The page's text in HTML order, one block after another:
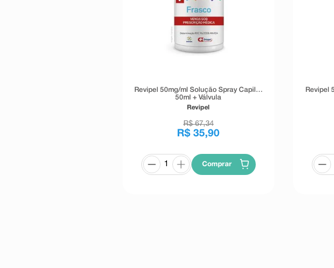
Revipel 50mg/ml Solução Spray Capilar
50ml + Válvula
Revipel
R$ 67,34
R$ 35,90
Comprar
Revipel